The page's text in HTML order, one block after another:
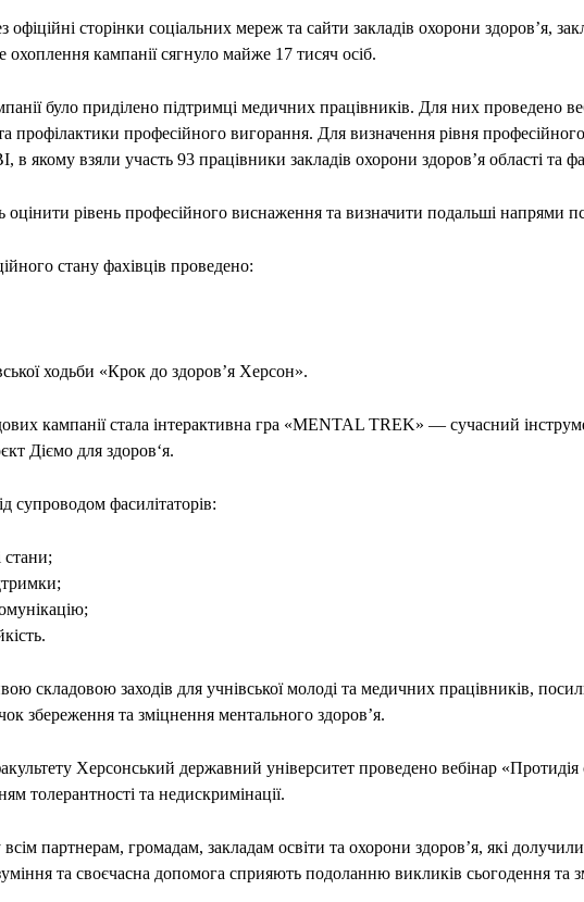
сторінки соціальних мереж та сайти закладів охорони здоров’я,
охоплення кампанії сягнуло майже 17 тисяч осіб.
було приділено підтримці медичних працівників. Для них проведено
профілактики професійного вигорання. Для визначення рівня
якому взяли участь 93 працівники закладів охорони здоров’я області та
оцінити рівень професійного виснаження та визначити подальші напрями
стану фахівців проведено:
ходьби «Крок до здоров’я Херсон».
кампанії стала інтерактивна гра «MENTAL TREK» — сучасний
Діємо для здоров‘я.
супроводом фасилітаторів:
стани;
складовою заходів для учнівської молоді та медичних працівників,
збереження та зміцнення ментального здоров’я.
Херсонський державний університет проведено вебінар
толерантності та недискримінації.
партнерам, громадам, закладам освіти та охорони здоров’я, які
та своєчасна допомога сприяють подоланню викликів сьогодення та